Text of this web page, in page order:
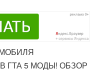
ГТА 5 МОДЫ! ОБЗОР